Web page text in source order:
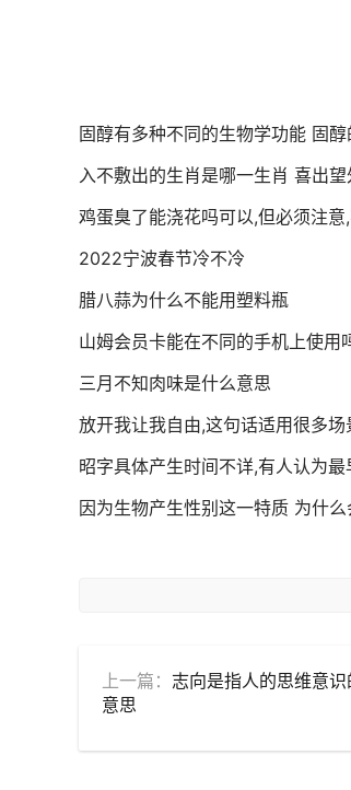
固醇有多种不同的生物学功能 固
入不敷出的生肖是哪一生肖 喜出
鸡蛋臭了能浇花吗可以,但必须注
2022宁波春节冷不冷
腊八蒜为什么不能用塑料瓶
山姆会员卡能在不同的手机上使用
三月不知肉味是什么意思
放开我让我自由,这句话适用很多
昭字具体产生时间不详,有人认为
因为生物产生性别这一特质 为什
上一篇： 志向是指人的思维意
意思